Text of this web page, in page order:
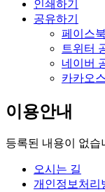
인쇄하기
공유하기
페이스
트위터
네이버
카카오
이용안내
등록된 내용이 없습
오시는 길
개인정보처리